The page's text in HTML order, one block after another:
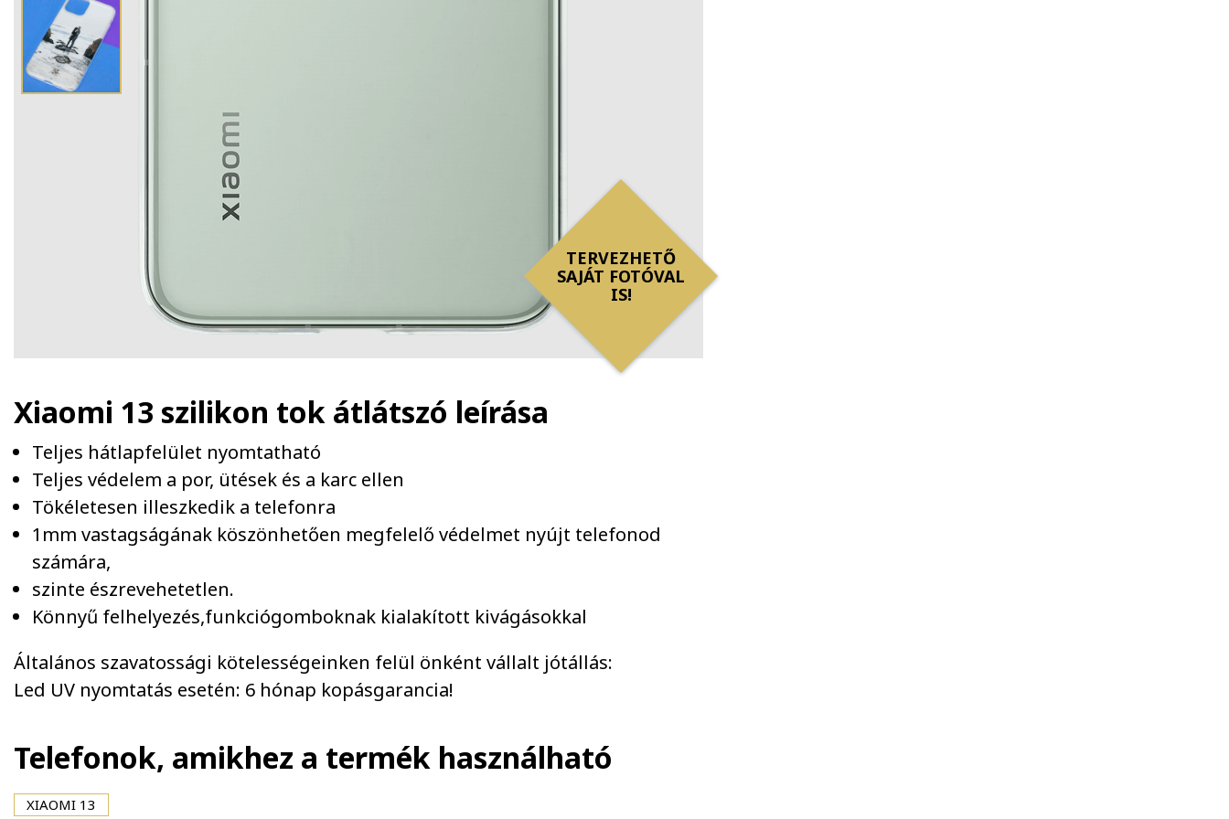
TERVEZHETŐ
SAJÁT FOTÓVAL
IS!
Xiaomi 13 szilikon tok átlátszó leírása
Teljes hátlapfelület nyomtatható
Teljes védelem a por, ütések és a karc ellen
Tökéletesen illeszkedik a telefonra
1mm vastagságának köszönhetően megfelelő védelmet nyújt telefonod
számára,
szinte észrevehetetlen.
Könnyű felhelyezés,funkciógomboknak kialakított kivágásokkal
Általános szavatossági kötelességeinken felül önként vállalt jótállás:
Led UV nyomtatás esetén: 6 hónap kopásgarancia!
Telefonok, amikhez a termék használható
XIAOMI 13